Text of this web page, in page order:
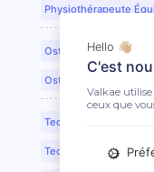
Physiothérapeute
Ostéopathe Équin à
Ostéopathe Équin à
Technicien Dentaire
Technicien Dentaire
Hello 👋🏼
C'est
Valkae utilise
ceux que